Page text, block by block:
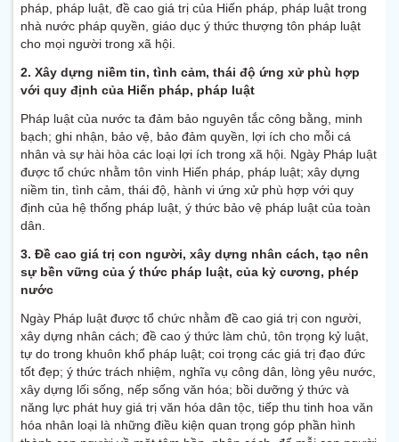
pháp, pháp luật, đề cao giá trị của Hiến pháp, pháp luật trong
nhà nước pháp quyền, giáo dục ý thức thượng tôn pháp luật
cho mọi người trong xã hội.
2. Xây dựng niềm tin, tình cảm, thái độ ứng xử phù hợp
với quy định của Hiến pháp, pháp luật
Pháp luật của nước ta đảm bảo nguyên tắc công bằng, minh
bạch; ghi nhận, bảo vệ, bảo đảm quyền, lợi ích cho mỗi cá
nhân và sự hài hòa các loại lợi ích trong xã hội. Ngày Pháp luật
được tổ chức nhằm tôn vinh Hiến pháp, pháp luật; xây dựng
niềm tin, tình cảm, thái độ, hành vi ứng xử phù hợp với quy
định của hệ thống pháp luật, ý thức bảo vệ pháp luật của toàn
dân.
3. Đề cao giá trị con người, xây dựng nhân cách, tạo nên
sự bền vững của ý thức pháp luật, của kỷ cương, phép
nước
Ngày Pháp luật được tổ chức nhằm đề cao giá trị con người,
xây dựng nhân cách; đề cao ý thức làm chủ, tôn trọng kỷ luật,
tự do trong khuôn khổ pháp luật; coi trọng các giá trị đạo đức
tốt đẹp; ý thức trách nhiệm, nghĩa vụ công dân, lòng yêu nước,
xây dựng lối sống, nếp sống văn hóa; bồi dưỡng ý thức và
năng lực phát huy giá trị văn hóa dân tộc, tiếp thu tinh hoa văn
hóa nhân loại là những điều kiện quan trọng góp phần hình